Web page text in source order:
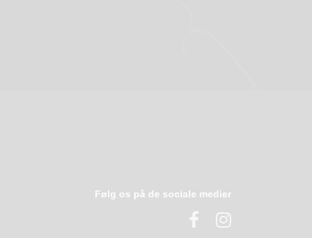
Følg os på de sociale medier